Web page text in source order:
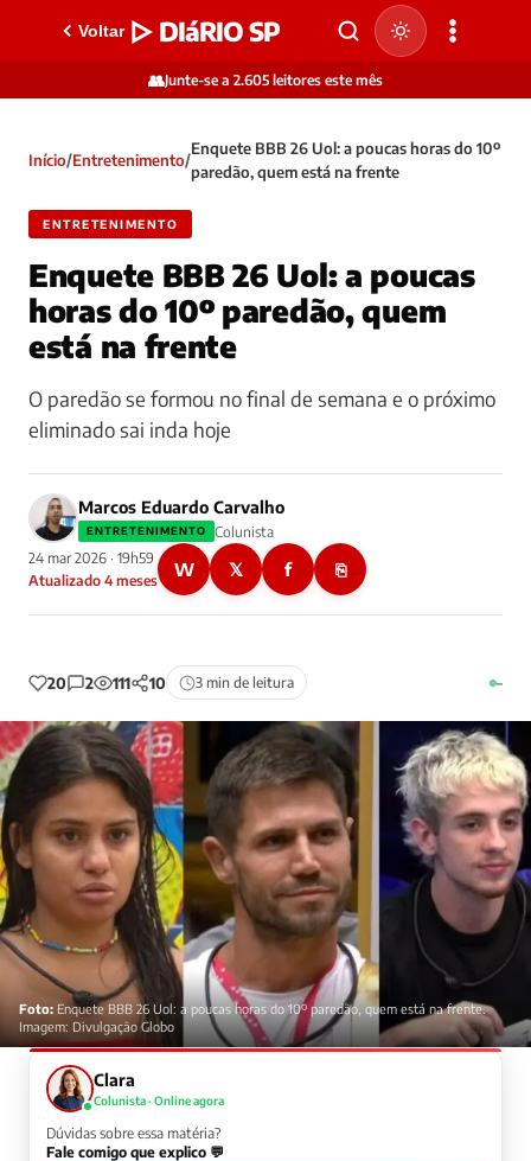
Voltar ▷ DIáRIO SP
👥Junte-se a 2.605 leitores este mês
Início/Entretenimento/
Enquete BBB 26 Uol: a poucas horas do 10º
paredão, quem está na frente
ENTRETENIMENTO
Enquete BBB 26 Uol: a poucas
horas do 10º paredão, quem
está na frente
O paredão se formou no final de semana e o próximo
eliminado sai inda hoje
Marcos Eduardo Carvalho
ENTRETENIMENTO
Colunista
24 mar 2026 · 19h59
Atualizado 4 meses
W 𝕏 f ⎘
20 2 111 10 3 min de leitura –
Foto: Enquete BBB 26 Uol: a poucas horas do 10º paredão, quem está na frente.
Imagem: Divulgação Globo
Clara
Colunista · Online agora
Dúvidas sobre essa matéria?
Fale comigo que explico 💬